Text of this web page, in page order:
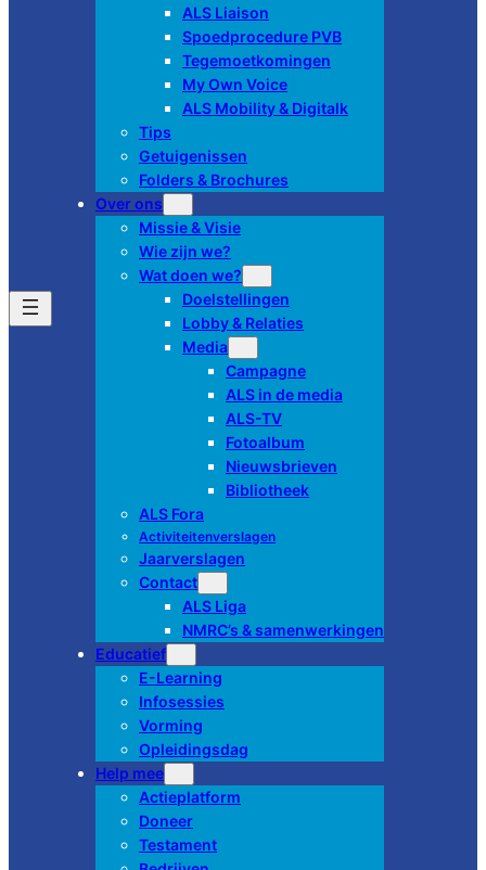
ALS Liaison
Spoedprocedure PVB
Tegemoetkomingen
My Own Voice
ALS Mobility & Digitalk
Tips
Getuigenissen
Folders & Brochures
Over ons
Missie & Visie
Wie zijn we?
Wat doen we?
Doelstellingen
Lobby & Relaties
Media
Campagne
ALS in de media
ALS-TV
Fotoalbum
Nieuwsbrieven
Bibliotheek
ALS Fora
Activiteitenverslagen
Jaarverslagen
Contact
ALS Liga
NMRC’s & samenwerkingen
Educatief
E-Learning
Infosessies
Vorming
Opleidingsdag
Help mee
Actieplatform
Doneer
Testament